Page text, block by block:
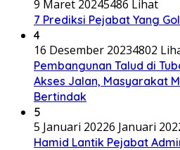
9 Maret 20245486 Lihat
7 Prediksi Pejabat Yang
4
16 Desember 20234802
Pembangunan Talud di
Akses Jalan, Masyarakat
Bertindak
5
5 Januari 20226 Januari
Hamid Lantik Pejabat